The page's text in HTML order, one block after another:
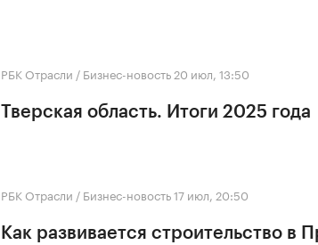
РБК Отрасли / Бизнес-новость 20 июл, 13:50
Тверская область. Итоги 2025 года
РБК Отрасли / Бизнес-новость17 июл, 20:50
Как развивается строительство в